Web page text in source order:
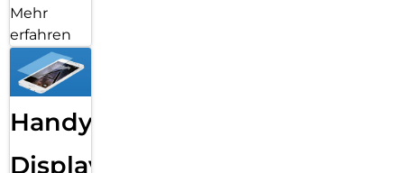
Mehr
erfahren
Handy
Displayfolie